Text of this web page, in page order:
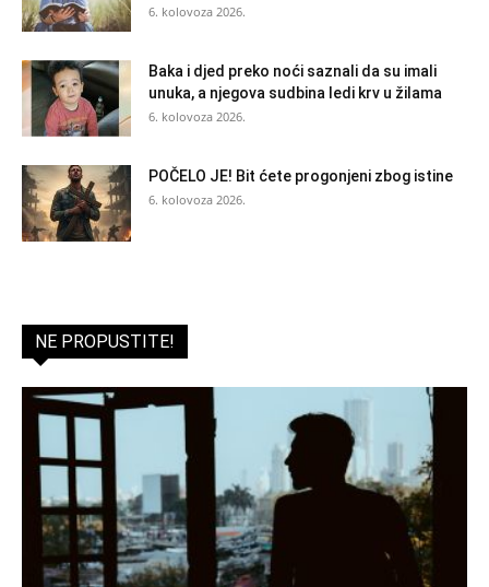
6. kolovoza 2026.
Baka i djed preko noći saznali da su imali
unuka, a njegova sudbina ledi krv u žilama
6. kolovoza 2026.
POČELO JE! Bit ćete progonjeni zbog istine
6. kolovoza 2026.
NE PROPUSTITE!